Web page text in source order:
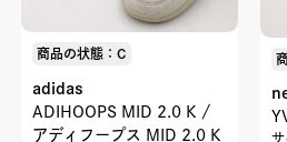
商品の状態：C
adidas
ADIHOOPS MID 2.0 K /
アディフープス MID 2.0 K